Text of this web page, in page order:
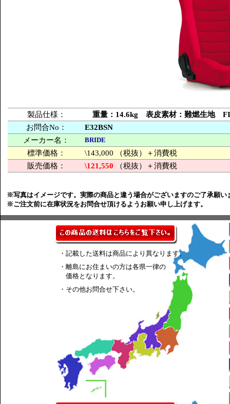
製品仕様：
重量：14.6kg 表皮素材：難燃生地
お問合No：
E32BSN
メーカー名：
BRIDE
標準価格：
\143,000 （税抜）＋消費税
販売価格：
\121,550 （税抜）＋消費税
※写真はイメージです。実際の商品と違う場合がございますのご了承願い
※ご注文前に在庫状況をお問合せ頂けるようお願い申し上げます。
・記載した送料は商品により異なります。
・離島にお住まいの方は各県一律の
価格となります。
・その他お問合せ下さい。